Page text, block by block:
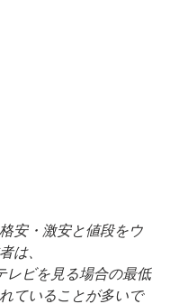
安・激安と値段をウ
は、
レビを見る場合の最低
ていることが多いで